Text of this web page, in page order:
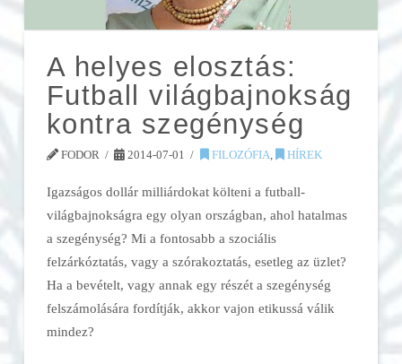
A helyes elosztás:
Futball világbajnokság
kontra szegénység
FODOR 2014-07-01 FILOZÓFIA, HÍREK
Igazságos dollár milliárdokat költeni a futball-
világbajnokságra egy olyan országban, ahol hatalmas
a szegénység? Mi a fontosabb a szociális
felzárkóztatás, vagy a szórakoztatás, esetleg az üzlet?
Ha a bevételt, vagy annak egy részét a szegénység
felszámolására fordítják, akkor vajon etikussá válik
mindez?